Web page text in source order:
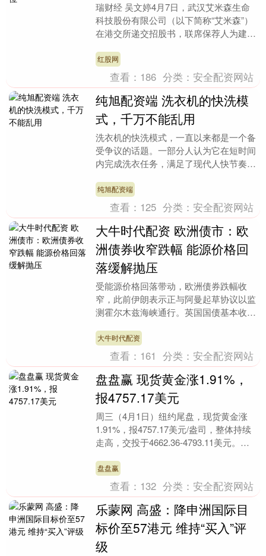
瑞财经 吴文婷4月7日，武汉艾米森生命
科技股份有限公司（以下简称“艾米森”）
在港交所递交招股书，联席保荐人为建银
港股，其曾于....
红股网
查看： 186 分类：安全配资网站
纯旭配资端 洗衣机的快洗模
式，千万不能乱用
洗衣机的快洗模式，一直以来都是一个备
受争议的话题。一部分人认为它在短时间
内完成洗衣任务，满足了现代人快节奏生
不能乱用。那么，....
纯旭配资端
查看： 125 分类：安全配资网站
大牛时代配资 欧洲债市：欧
洲债券收窄跌幅 能源价格回
落缓解抛压
受能源价格回落带动，欧洲债券跌幅收
窄，此前伊朗表示正与阿曼起草协议以监
测霍尔木兹海峡通行。英国国债基本收复
率在尾盘变化不大....
大牛时代配资
查看： 161 分类：安全配资网站
盘盘赢 现货黄金涨1.91%，
报4757.17美元
周三（4月1日）纽约尾盘，现货黄金涨
1.91%，报4757.17美元/盎司，整体持续
走高，交投于4662.36-4793.11美元。
盘盘赢
查看： 132 分类：安全配资网站
乐蒙网 高盛：降申洲国际目
标价至57港元 维持“买入”评
级